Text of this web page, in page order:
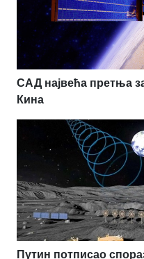
САД највећа претња
Кина
Путин потписао